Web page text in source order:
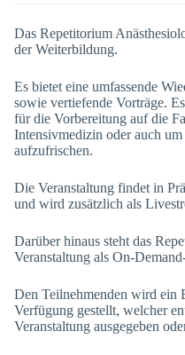
Das Repetitorium
der Weiterbildung.
Es bietet eine umfassende
sowie vertiefende Vorträge.
für die Vorbereitung auf die
Intensivmedizin oder auch
aufzufrischen.
Die Veranstaltung findet in
und wird zusätzlich als
Darüber hinaus steht das
Veranstaltung als On-
Den Teilnehmenden wird ein
Verfügung gestellt, welcher
Veranstaltung ausgegeben